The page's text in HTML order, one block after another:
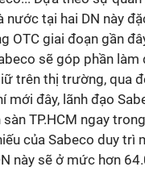
nước tại hai DN này
OTC giai đoạn gần
sẽ góp phần
trên thị trường, qua
mới đây, lãnh đạo
TP.HCM ngay
của Sabeco duy
này sẽ ở mức hơn